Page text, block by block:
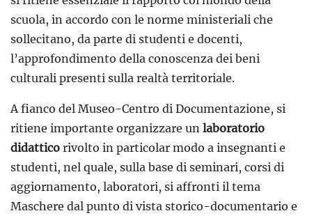
scuola, in accordo con le norme ministeriali che
sollecitano, da parte di studenti e docenti,
l’approfondimento della conoscenza dei beni
culturali presenti sulla realtà territoriale.
A fianco del Museo-Centro di Documentazione, si
ritiene importante organizzare un laboratorio
didattico rivolto in particolar modo a insegnanti e
studenti, nel quale, sulla base di seminari, corsi di
aggiornamento, laboratori, si affronti il tema
Maschere dal punto di vista storico-documentario e